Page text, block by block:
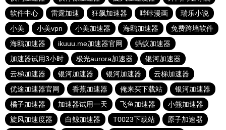
软件中心
雷霆加速 狂飙加速器 哔咔漫画
瑞乐小说
小美
小美vpn 小美加速器 海鸥加速器
免费跨墙软件
海鸥加速器
ikuuu.me加速器官网
蚂蚁加速器
加速器试用3小时
极光aurora加速器
银河加速器
云梯加速器
银河加速器 银河加速器
云梯加速器
优途加速器官网
香蕉加速器 俺来买下载站
银河加速器
橘子加速器
加速器试用一天 飞鱼加速器
小熊加速器
旋风加速度器
白鲸加速器 T0023下载站
原子加速器